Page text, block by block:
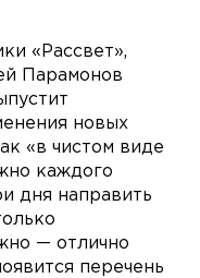
«Рассвет»,
Парамонов
новых
«в чистом виде
каждого
дня направить
— отлично
перечень